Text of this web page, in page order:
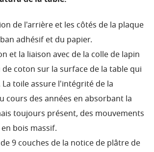
de l'arrière et les côtés de la plaque
adhésif et du papier.
et la liaison avec de la colle de lapin
coton sur la surface de la table qui
La toile assure l'intégrité de la
cours des années en absorbant la
toujours présent, des mouvements
bois massif.
9 couches de la notice de plâtre de